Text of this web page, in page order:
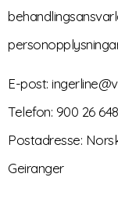
E-post:
Telefon: 900 26 648
Postadresse:
Geiranger